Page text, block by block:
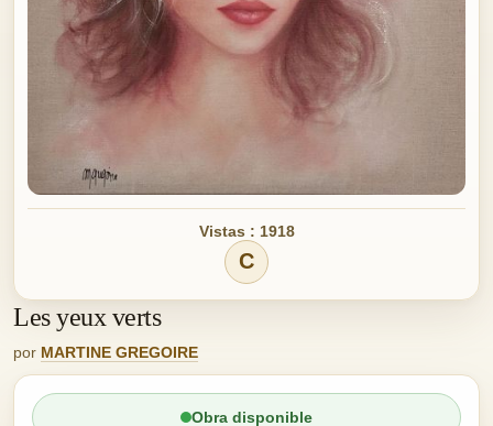
Vistas : 1918
C
Les yeux verts
por MARTINE GREGOIRE
Obra disponible